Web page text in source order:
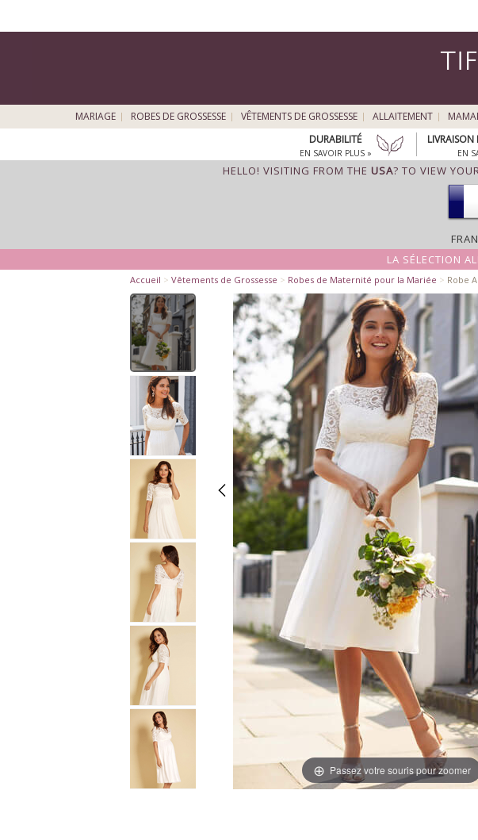
MARIAGE ROBES DE GROSSESSE VÊTEMENTS DE GROSSESSE ALLAITEMENT
DURABILITÉ
EN SAVOIR PLUS »
LIVRAISON
EN
HELLO! VISITING FROM THE USA? TO VIEW
LA SÉLECTION
Accueil > Vêtements de Grossesse > Robes de Maternité pour la Mariée > Robe
Passez votre souris pour zoomer